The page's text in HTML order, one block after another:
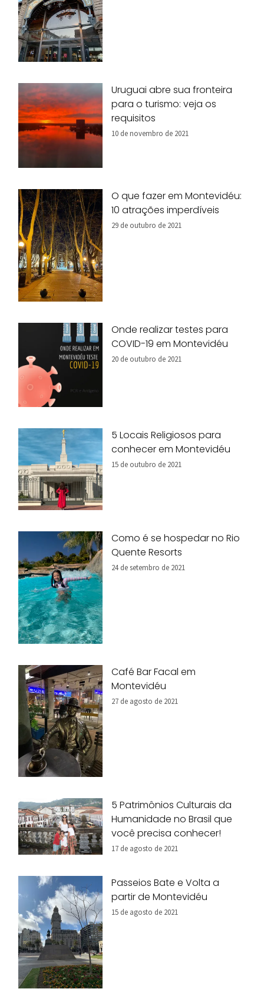
Uruguai abre sua fronteira
para o turismo: veja os
requisitos
10 de novembro de 2021
O que fazer em Montevidéu:
10 atrações imperdíveis
29 de outubro de 2021
Onde realizar testes para
COVID-19 em Montevidéu
20 de outubro de 2021
5 Locais Religiosos para
conhecer em Montevidéu
15 de outubro de 2021
Como é se hospedar no Rio
Quente Resorts
24 de setembro de 2021
Café Bar Facal em
Montevidéu
27 de agosto de 2021
5 Patrimônios Culturais da
Humanidade no Brasil que
você precisa conhecer!
17 de agosto de 2021
Passeios Bate e Volta a
partir de Montevidéu
15 de agosto de 2021